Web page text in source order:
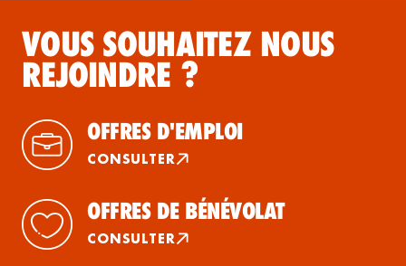
VOUS SOUHAITEZ NOUS
REJOINDRE ?
OFFRES D'EMPLOI
CONSULTER
OFFRES DE BÉNÉVOLAT
CONSULTER